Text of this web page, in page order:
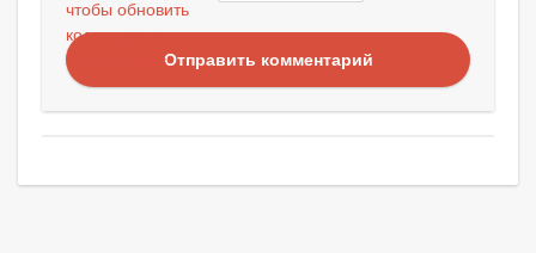
Отправить комментарий